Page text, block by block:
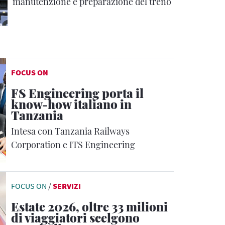
FOCUS ON
FS Engineering porta il
know-how italiano in
Tanzania
Intesa con Tanzania Railways
Corporation e ITS Engineering
FOCUS ON /SERVIZI
Estate 2026, oltre 33 milioni
di viaggiatori scelgono